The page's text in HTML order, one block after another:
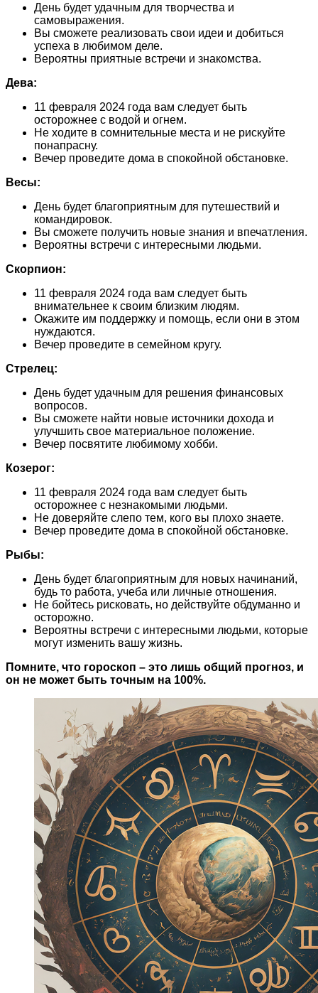
День будет удачным для творчества и
самовыражения.
Вы сможете реализовать свои идеи и добиться
успеха в любимом деле.
Вероятны приятные встречи и знакомства.
Дева:
11 февраля 2024 года вам следует быть
осторожнее с водой и огнем.
Не ходите в сомнительные места и не рискуйте
понапрасну.
Вечер проведите дома в спокойной обстановке.
Весы:
День будет благоприятным для путешествий и
командировок.
Вы сможете получить новые знания и впечатления.
Вероятны встречи с интересными людьми.
Скорпион:
11 февраля 2024 года вам следует быть
внимательнее к своим близким людям.
Окажите им поддержку и помощь, если они в этом
нуждаются.
Вечер проведите в семейном кругу.
Стрелец:
День будет удачным для решения финансовых
вопросов.
Вы сможете найти новые источники дохода и
улучшить свое материальное положение.
Вечер посвятите любимому хобби.
Козерог:
11 февраля 2024 года вам следует быть
осторожнее с незнакомыми людьми.
Не доверяйте слепо тем, кого вы плохо знаете.
Вечер проведите дома в спокойной обстановке.
Рыбы:
День будет благоприятным для новых начинаний,
будь то работа, учеба или личные отношения.
Не бойтесь рисковать, но действуйте обдуманно и
осторожно.
Вероятны встречи с интересными людьми, которые
могут изменить вашу жизнь.
Помните, что гороскоп – это лишь общий прогноз, и
он не может быть точным на 100%.